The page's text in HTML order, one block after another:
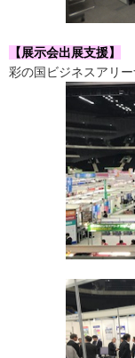
【展示会出展支援】
彩の国ビジネスアリ